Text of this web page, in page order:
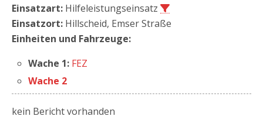
Einsatzart: Hilfeleistungseinsatz
Einsatzort: Hillscheid, Emser Straße
Einheiten und Fahrzeuge:
Wache 1: FEZ
Wache 2
kein Bericht vorhanden